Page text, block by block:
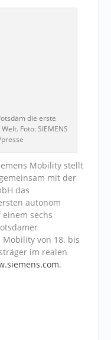
die erste
Foto: SIEMENS
Mobility stellt
mit der
das
autonom
sechs
von 18. bis
im realen
.